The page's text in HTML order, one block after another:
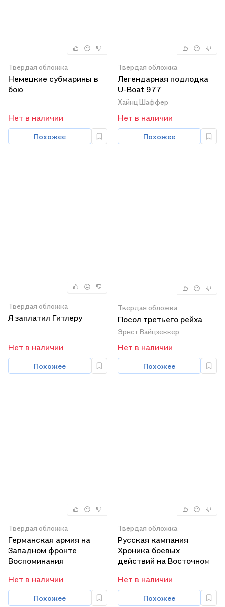
Твердая обложка
Немецкие субмарины в
бою
Нет в наличии
Похожее
Твердая обложка
Легендарная подлодка
U-Boat 977
Хайнц Шаффер
Нет в наличии
Похожее
Твердая обложка
Я заплатил Гитлеру
Нет в наличии
Похожее
Твердая обложка
Посол третьего рейха
Эрнст Вайцзеккер
Нет в наличии
Похожее
Твердая обложка
Германская армия на
Западном фронте
Воспоминания
Генерального штаба
Нет в наличии
Похожее
Твердая обложка
Русская кампания
Хроника боевых
действий на Восточном
Нет в наличии
Похожее